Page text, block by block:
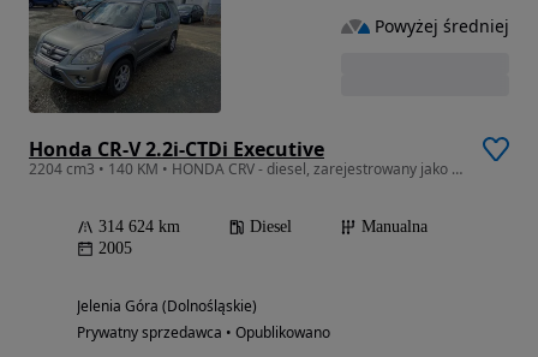
Honda CR-V 2.2i-CTDi Executive
2204 cm3 • 140 KM • HONDA CRV - diesel, zarejestrowany jako ciężarowy
314 624 km Diesel
Manualna
2005
Jelenia Góra (Dolnośląskie)
Prywatny sprzedawca • Opublikowano
Powyżej średniej